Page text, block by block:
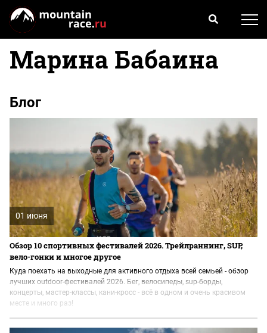
Марина Бабаина
Блог
01 июня
Обзор 10 спортивных фестивалей 2026. Трейлраннинг, SUP,
вело-гонки и многое другое
Куда поехать на выходные для активного отдыха всей семьей - обзор
лучших outdoor-фестивалей 2026. Бег, велосипеды, sup-борды,
концерты, мастер-классы, кани-кросс - всё в одном и очень красивом
месте и много раз!